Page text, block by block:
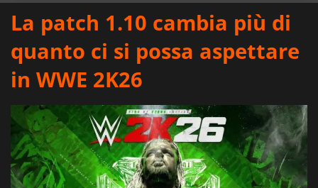
SOFTWARE
REWARDS
HARDWARE
ACCEDI O REGISTRATI
La patch 1.10 cambia più di
quanto ci si possa aspettare
in WWE 2K26